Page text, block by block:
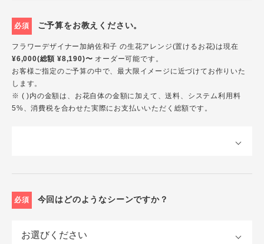
必須 ご予算をお教えください。
フラワーデザイナー加納佐和子 の生花アレンジ(置けるお花)は現在
¥6,000(総額 ¥8,190)〜 オーダー可能です。
お客様ご指定のご予算の中で、最大限イメージに近づけてお作りいた
します。
※ ( )内の金額は、お花自体の金額に加えて、送料、システム利用料
5%、消費税を合わせた実際にお支払いいただく総額です。
必須 今回はどのようなシーンですか？